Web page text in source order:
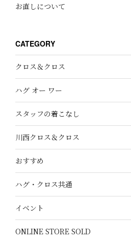
お直しについて
CATEGORY
クロス＆クロス
ハグ オー ワー
スタッフの着こなし
川西クロス＆クロス
おすすめ
ハグ・クロス共通
イベント
ONLINE STORE SOLD